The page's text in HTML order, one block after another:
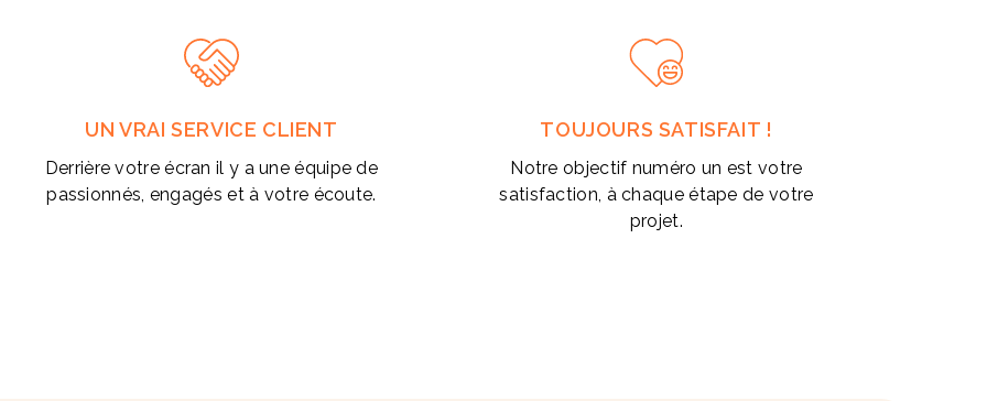
UN VRAI SERVICE CLIENT
Derrière votre écran il y a une équipe de
passionnés, engagés et à votre écoute.
TOUJOURS SATISFAIT !
Notre objectif numéro un est votre
satisfaction, à chaque étape de votre
projet.